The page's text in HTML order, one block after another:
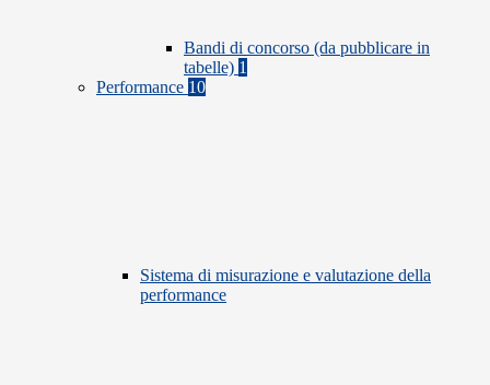
Bandi di concorso (da pubblicare in
tabelle) 1
Performance 10
Sistema di misurazione e valutazione della
performance